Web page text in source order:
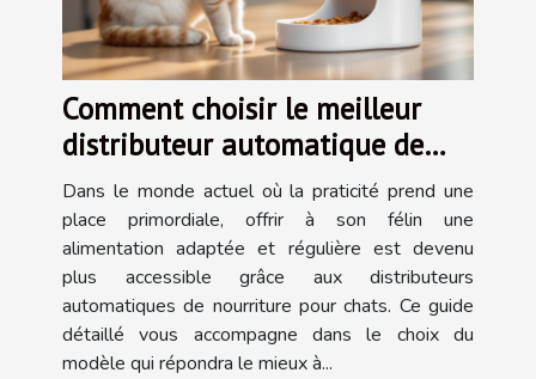
Comment choisir le meilleur
distributeur automatique de
nourriture pour chats ?
Dans le monde actuel où la praticité prend une
place primordiale, offrir à son félin une
alimentation adaptée et régulière est devenu
plus accessible grâce aux distributeurs
automatiques de nourriture pour chats. Ce guide
détaillé vous accompagne dans le choix du
modèle qui répondra le mieux à...